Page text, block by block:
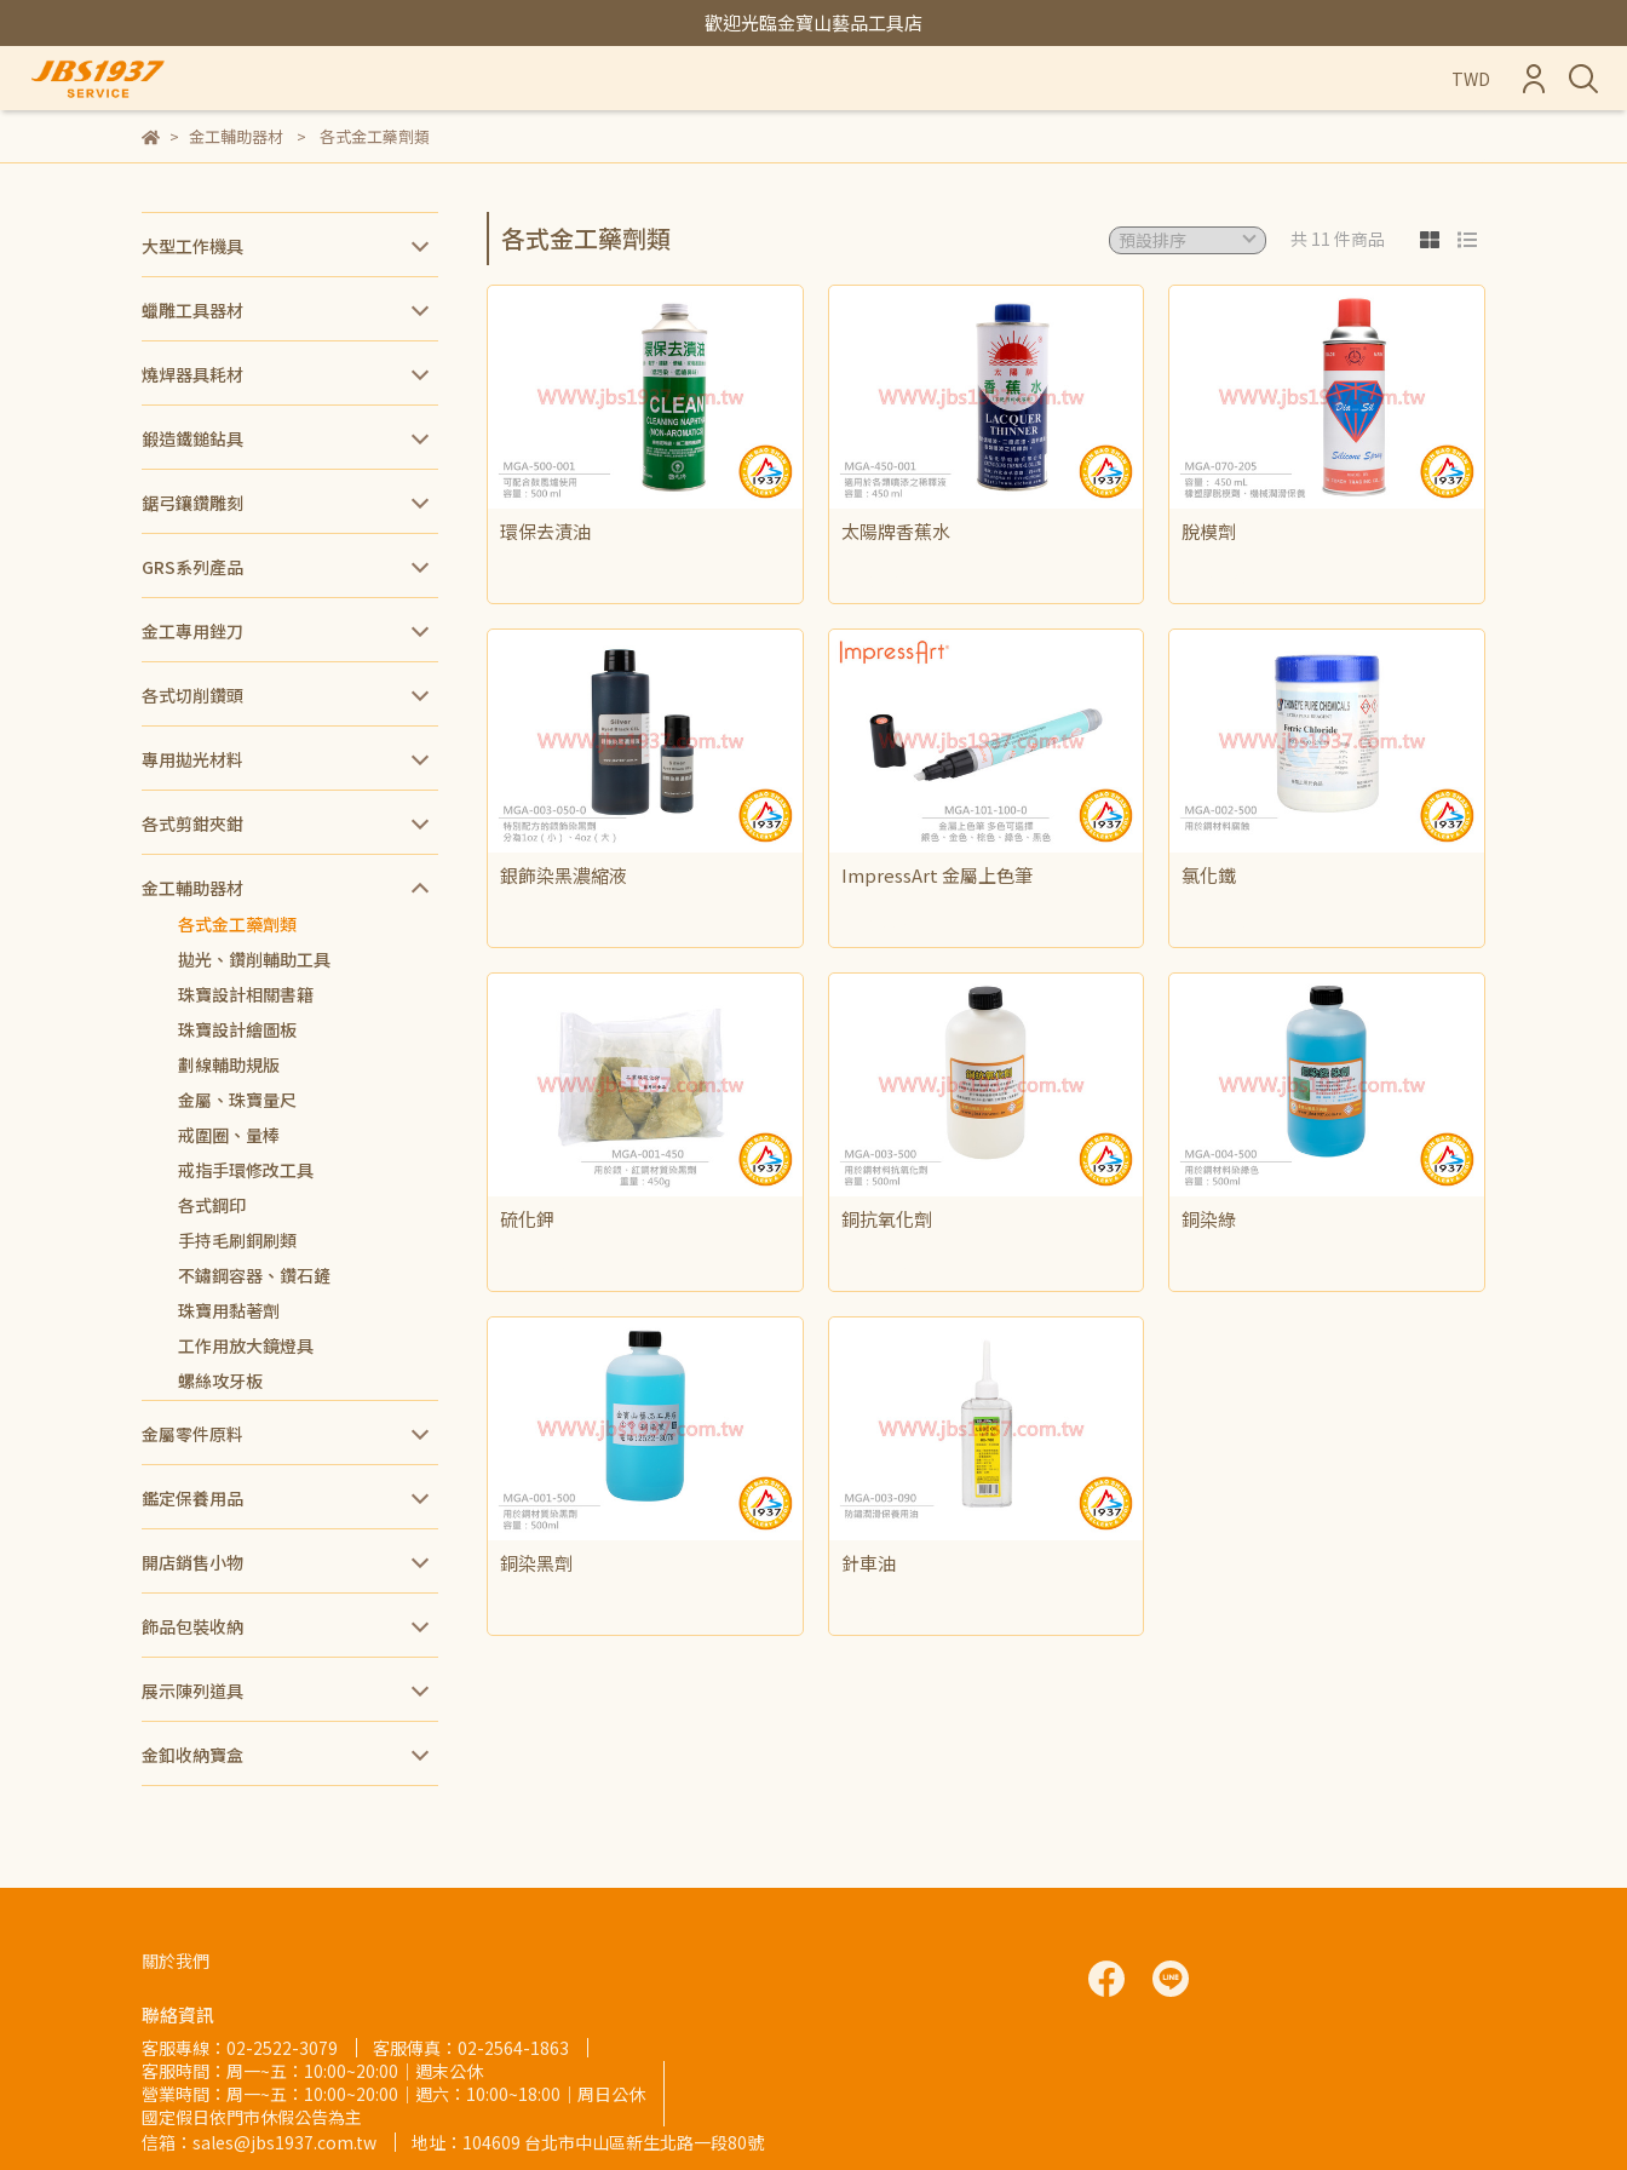
歡迎光臨金寶山藝品工具店
TWD
金工輔助器材 各式金工藥劑類
大型工作機具
蠟雕工具器材
燒焊器具耗材
鍛造鐵鎚鉆具
鋸弓鑲鑽雕刻
GRS系列產品
金工專用銼刀
各式切削鑽頭
專用拋光材料
各式剪鉗夾鉗
金工輔助器材
各式金工藥劑類
拋光、鑽削輔助工具
珠寶設計相關書籍
珠寶設計繪圖板
劃線輔助規版
金屬、珠寶量尺
戒圍圈、量棒
戒指手環修改工具
各式鋼印
手持毛刷銅刷類
不鏽鋼容器、鑽石鏟
珠寶用黏著劑
工作用放大鏡燈具
螺絲攻牙板
金屬零件原料
鑑定保養用品
開店銷售小物
飾品包裝收納
展示陳列道具
金釦收納寶盒
各式金工藥劑類 共 11 件商品
環保去漬油
太陽牌香蕉水
脫模劑
銀飾染黑濃縮液
ImpressArt 金屬上色筆
氯化鐵
硫化鉀
銅抗氧化劑
銅染綠
銅染黑劑
針車油
關於我們
聯絡資訊
客服專線： 02-2522-3079
客服傳真：02-2564-1863
客服時間：周一~五：10:00~20:00｜週末公休
營業時間：周一~五：10:00~20:00｜週六：10:00~18:00｜周日公休
國定假日依門市休假公告為主
信箱：sales@jbs1937.com.tw
地址： 104609 台北市中山區新生北路一段80號